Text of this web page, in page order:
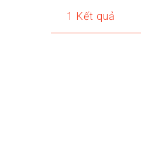
1 Kết quả